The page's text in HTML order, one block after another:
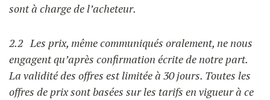
sont à charge de l’acheteur.
2.2 Les prix, même communiqués oralement, ne nous
engagent qu’après confirmation écrite de notre part.
La validité des offres est limitée à 30 jours. Toutes les
offres de prix sont basées sur les tarifs en vigueur à ce